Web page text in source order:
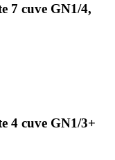
7 cuve GN1/4,
4 cuve GN1/3+